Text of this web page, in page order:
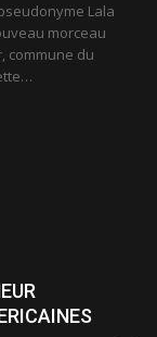
Lala
morceau
commune du
…